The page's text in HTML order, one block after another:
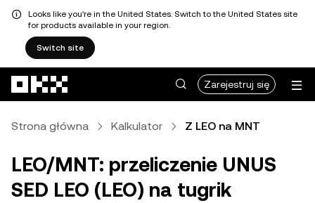
Looks like you're in the United States. Switch to the United States site
for products available in your region.
Switch site
Zarejestruj się
Strona główna Kalkulator Z LEO na MNT
LEO/MNT: przeliczenie UNUS
SED LEO (LEO) na tugrik